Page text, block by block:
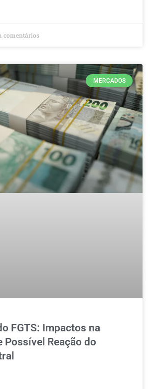
comentários
MERCADOS
FGTS: Impactos na
Possível Reação do